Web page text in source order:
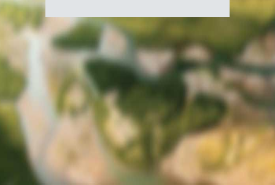
Canada